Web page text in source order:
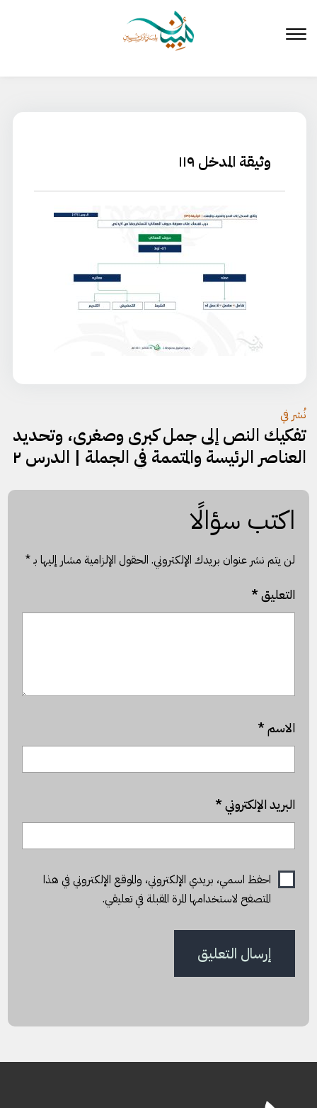
المحتوى
وثيقة المدخل ١١٩
تصفّح
المقالات
نُشر في
تفكيك النص إلى جمل كبرى وصغرى، وتحديد
العناصر الرئيسة والمتممة في الجملة | الدرس ٢
اكتب سؤالًا
لن يتم نشر عنوان بريدك الإلكتروني. الحقول الإلزامية مشار إليها بـ*
التعليق*
الاسم*
البريد الإلكتروني*
احفظ اسمي، بريدي الإلكتروني، والموقع الإلكتروني في هذا
المتصفح لاستخدامها المرة المقبلة في تعليقي.